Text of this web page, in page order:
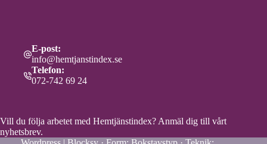
E-post:
info@hemtjanstindex.se
Telefon:
072-742 69 24
Vill du följa arbetet med Hemtjänstindex? Anmäl dig till vårt
nyhetsbrev.